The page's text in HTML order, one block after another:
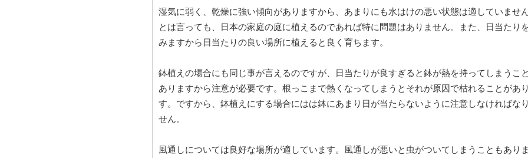
湿気に弱く、乾燥に強い傾向がありますから、あまりにも水はけの悪い状態は適していませ
とは言っても、日本の家庭の庭に植えるのであれば特に問題はありません。また、日当たり
みますから日当たりの良い場所に植えると良く育ちます。
鉢植えの場合にも同じ事が言えるのですが、日当たりが良すぎると鉢が熱を持ってしまうこ
ありますから注意が必要です。根っこまで熱くなってしまうとそれが原因で枯れることがあ
す。ですから、鉢植えにする場合にはは鉢にあまり日が当たらないように注意しなければな
せん。
風通しについては良好な場所が適しています。風通しが悪いと虫がついてしまうこともあり